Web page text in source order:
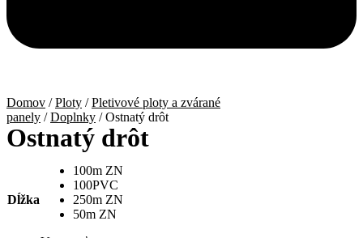
Domov /Ploty /Pletivové ploty a zvárané
panely /Doplnky / Ostnatý drôt
Ostnatý drôt
Dĺžka
100m ZN
100PVC
250m ZN
50m ZN